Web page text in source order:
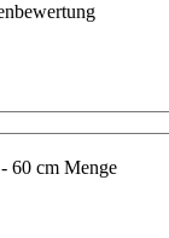
60 cm Menge